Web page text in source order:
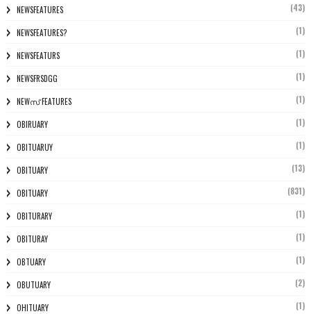
NEWSFEATURES (43)
NEWSFEATURES? (1)
NEWSFEATURS (1)
NEWSFRSDGG (1)
NEWസ് FEATURES (1)
OBIRUARY (1)
OBITUARUY (1)
OBITUARY (13)
OBITUARY (831)
OBITURARY (1)
OBITURAY (1)
OBTUARY (1)
OBUTUARY (2)
OHITUARY (1)